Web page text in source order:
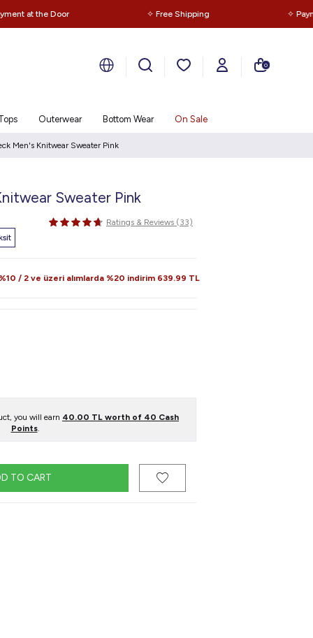
at the Door ✧ Free Shipping ✧
0
Outerwear Bottom Wear On Sale
Men's Knitwear Sweater Pink
Sweater Pink
Ratings & Reviews (33)
/ 2 ve üzeri alımlarda %20 indirim 639.99 TL
you will earn 40.00 TL worth of 40 Cash
Points.
TO CART